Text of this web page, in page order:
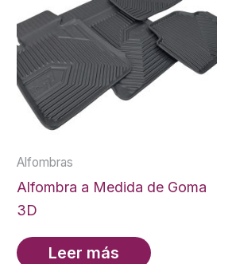
Alfombras
Alfombra a Medida de Goma
3D
Leer más